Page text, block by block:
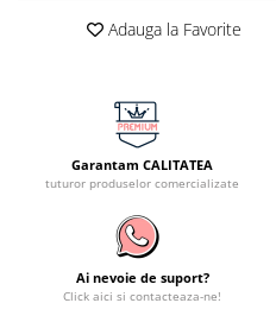
Adauga la Favorite
Garantam CALITATEA
tuturor produselor comercializate
Ai nevoie de suport?
Click aici si contacteaza-ne!